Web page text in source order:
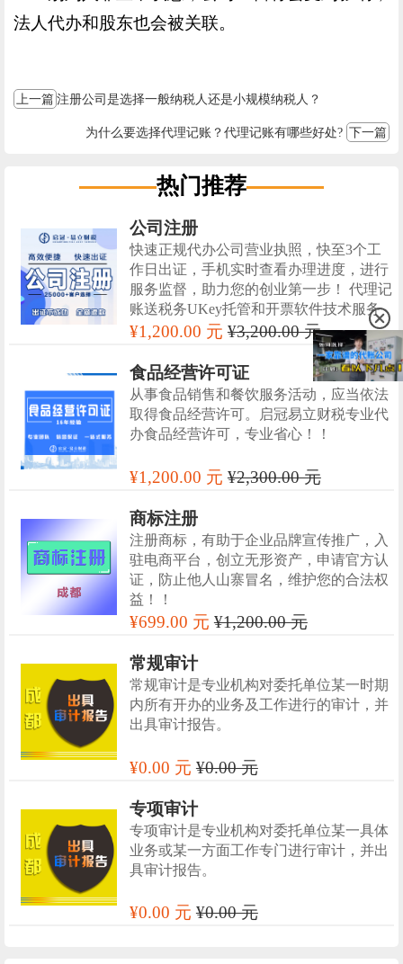
法人代办和股东也会被关联。
上一篇注册公司是选择一般纳税人还是小规模纳税人？
为什么要选择代理记账？代理记账有哪些好处? 下一篇
热门推荐
公司注册
快速正规代办公司营业执照，快至3个工
作日出证，手机实时查看办理进度，进行
服务监督，助力您的创业第一步！ 代理记
账送税务UKey托管和开票软件技术服务
¥1,200.00 元¥3,200.00 元
食品经营许可证
从事食品销售和餐饮服务活动，应当依法
取得食品经营许可。启冠易立财税专业代
办食品经营许可，专业省心！！
¥1,200.00 元¥2,300.00 元
商标注册
注册商标，有助于企业品牌宣传推广，入
驻电商平台，创立无形资产，申请官方认
证，防止他人山寨冒名，维护您的合法权
益！！
¥699.00 元¥1,200.00 元
常规审计
常规审计是专业机构对委托单位某一时期
内所有开办的业务及工作进行的审计，并
出具审计报告。
¥0.00 元¥0.00 元
专项审计
专项审计是专业机构对委托单位某一具体
业务或某一方面工作专门进行审计，并出
具审计报告。
¥0.00 元¥0.00 元